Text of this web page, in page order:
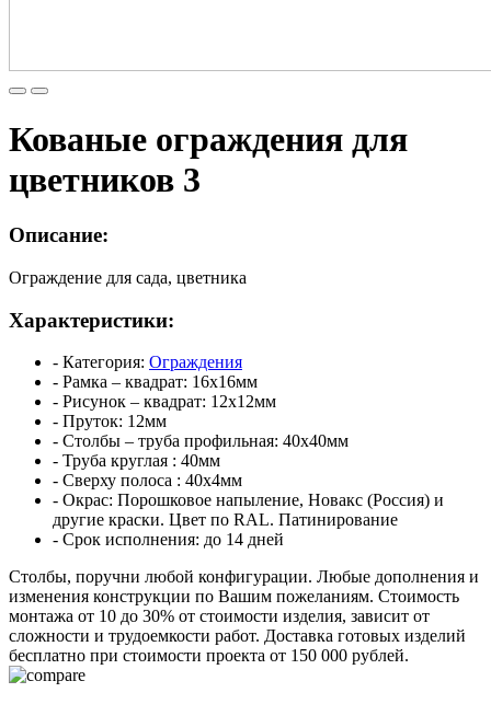
Кованые ограждения для
цветников 3
Описание:
Ограждение для сада, цветника
Характеристики:
- Категория: Ограждения
- Рамка – квадрат: 16х16мм
- Рисунок – квадрат: 12х12мм
- Пруток: 12мм
- Столбы – труба профильная: 40х40мм
- Труба круглая : 40мм
- Сверху полоса : 40х4мм
- Окрас: Порошковое напыление, Новакс (Россия) и
другие краски. Цвет по RAL. Патинирование
- Срок исполнения: до 14 дней
Столбы, поручни любой конфигурации. Любые дополнения и
изменения конструкции по Вашим пожеланиям. Стоимость
монтажа от 10 до 30% от стоимости изделия, зависит от
сложности и трудоемкости работ. Доставка готовых изделий
бесплатно при стоимости проекта от 150 000 рублей.